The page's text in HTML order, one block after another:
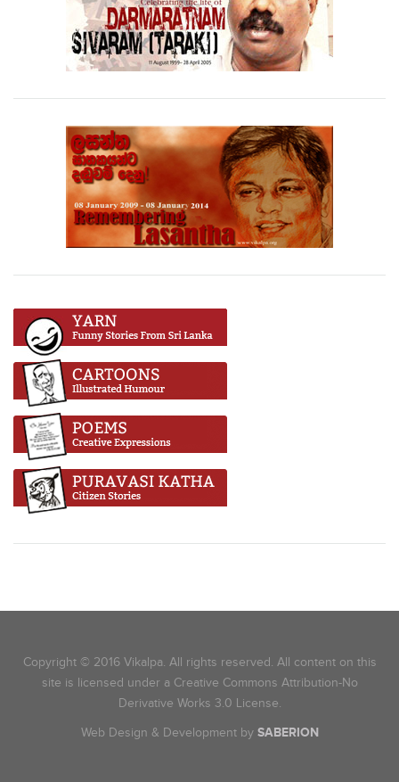
Copyright © 2016 Vikalpa. All rights reserved. All content on this
site is licensed under a Creative Commons Attribution-No
Derivative Works 3.0 License.
Web Design & Development by SABERION